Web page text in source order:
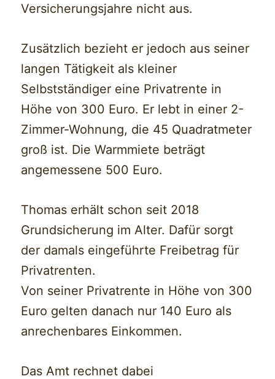
Versicherungsjahre nicht aus.
Zusätzlich bezieht er jedoch aus seiner
langen Tätigkeit als kleiner
Selbstständiger eine Privatrente in
Höhe von 300 Euro. Er lebt in einer 2-
Zimmer-Wohnung, die 45 Quadratmeter
groß ist. Die Warmmiete beträgt
angemessene 500 Euro.
Thomas erhält schon seit 2018
Grundsicherung im Alter. Dafür sorgt
der damals eingeführte Freibetrag für
Privatrenten.
Von seiner Privatrente in Höhe von 300
Euro gelten danach nur 140 Euro als
anrechenbares Einkommen.
Das Amt rechnet dabei